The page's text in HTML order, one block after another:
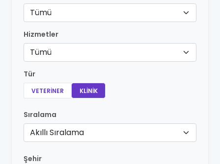
Tümü
Hizmetler
Tümü
Tür
VETERINER KLINIK
Sıralama
Akıllı Sıralama
Şehir